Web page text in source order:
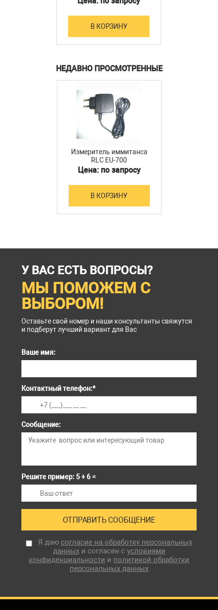
В КОРЗИНУ
НЕДАВНО ПРОСМОТРЕННЫЕ
Измеритель иммитанса
RLC EU-700
Цена: по запросу
В КОРЗИНУ
У ВАС ЕСТЬ ВОПРОСЫ?
МЫ ПОМОЖЕМ С
ВЫБОРОМ!
Оставьте свой номер и наши консультанты свяжутся
и подберут лучший вариант для Вас
Ваше имя:
Контактный телефон:*
Сообщение:
Решите пример: 5 + 6 =
Я даю согласие на обработку персональных
данныхи согласен с условиями
конфиденциальности и политикой обработки
персональных данных